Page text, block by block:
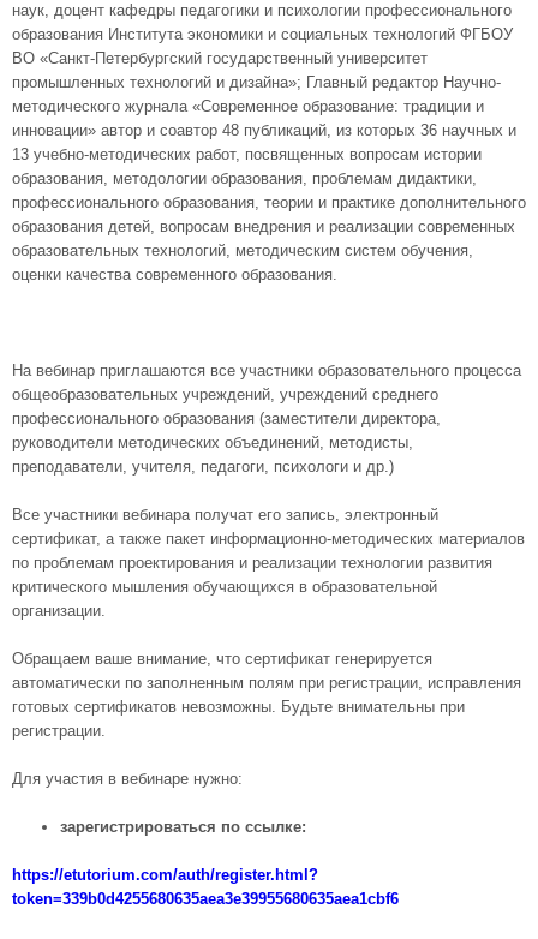
наук, доцент кафедры педагогики и психологии профессионального
образования Института экономики и социальных технологий ФГБОУ
ВО «Санкт-Петербургский государственный университет
промышленных технологий и дизайна»; Главный редактор Научно-
методического журнала «Современное образование: традиции и
инновации» автор и соавтор 48 публикаций, из которых 36 научных и
13 учебно-методических работ, посвященных вопросам истории
образования, методологии образования, проблемам дидактики,
профессионального образования, теории и практике дополнительного
образования детей, вопросам внедрения и реализации современных
образовательных технологий, методическим систем обучения,
оценки качества современного образования.
На вебинар приглашаются все участники образовательного процесса
общеобразовательных учреждений, учреждений среднего
профессионального образования (заместители директора,
руководители методических объединений, методисты,
преподаватели, учителя, педагоги, психологи и др.)
Все участники вебинара получат его запись, электронный
сертификат, а также пакет информационно-методических материалов
по проблемам проектирования и реализации технологии развития
критического мышления обучающихся в образовательной
организации.
Обращаем ваше внимание, что сертификат генерируется
автоматически по заполненным полям при регистрации, исправления
готовых сертификатов невозможны. Будьте внимательны при
регистрации.
Для участия в вебинаре нужно:
зарегистрироваться по ссылке:
https://etutorium.com/auth/register.html?
token=339b0d4255680635aea3e39955680635aea1cbf6